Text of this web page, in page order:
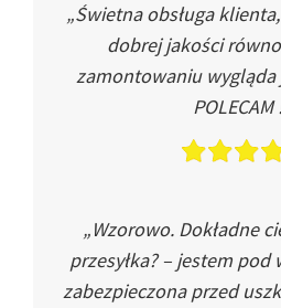
„Świetna obsługa
dobrej jakości
zamontowaniu wygląda
POLECAM
„Wzorowo. Dokładne
przesyłka? – jestem pod
zabezpieczona przed